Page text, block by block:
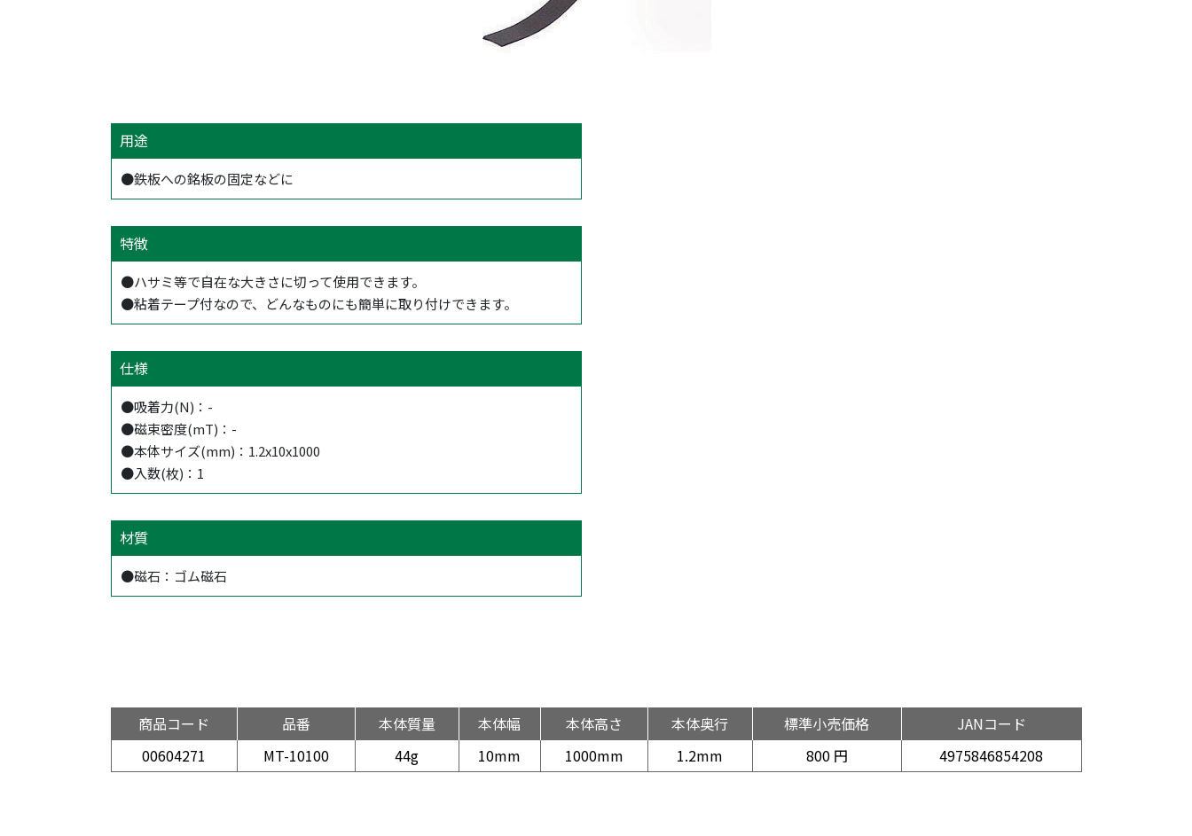
用途
●鉄板への銘板の固定などに
特徴
●ハサミ等で自在な大きさに切って使用できます。
●粘着テープ付なので、どんなものにも簡単に取り付けできます。
仕様
●吸着力(N)：-
●磁束密度(mT)：-
●本体サイズ(mm)：1.2x10x1000
●入数(枚)：1
材質
●磁石：ゴム磁石
商品コード 品番 本体質量 本体幅 本体高さ 本体奥行 標準小売価格
JANコード
00604271
MT-10100 44g 10mm 1000mm 1.2mm 800 円 4975846854208